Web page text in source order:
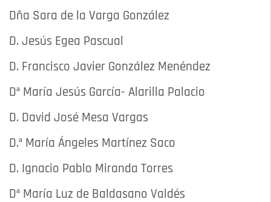
Dña Sara de la Varga González
D. Jesús Egea Pascual
D. Francisco Javier González Menéndez
Dª María Jesús García- Alarilla Palacio
D. David José Mesa Vargas
D.ª María Ángeles Martínez Saco
D. Ignacio Pablo Miranda Torres
Dª María Luz de Baldasano Valdés